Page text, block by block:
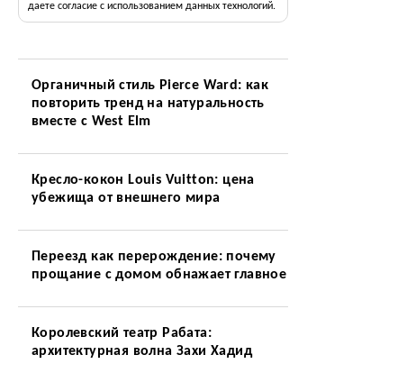
даете согласие с использованием данных технологий.
Органичный стиль Pierce Ward: как
повторить тренд на натуральность
вместе с West Elm
Кресло-кокон Louis Vuitton: цена
убежища от внешнего мира
Переезд как перерождение: почему
прощание с домом обнажает главное
Королевский театр Рабата:
архитектурная волна Захи Хадид